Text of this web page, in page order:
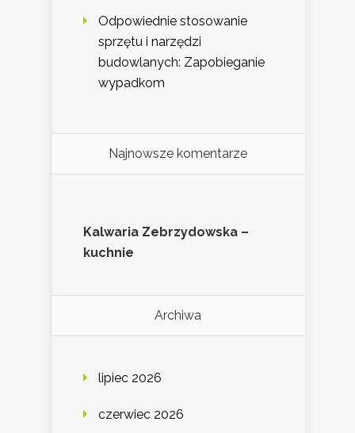
Odpowiednie stosowanie
sprzętu i narzędzi
budowlanych: Zapobieganie
wypadkom
Najnowsze komentarze
Kalwaria Zebrzydowska –
kuchnie
Archiwa
lipiec 2026
czerwiec 2026